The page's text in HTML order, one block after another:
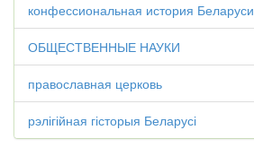
конфессиональная история Беларуси
ОБЩЕСТВЕННЫЕ НАУКИ
православная церковь
рэлігійная гісторыя Беларусі